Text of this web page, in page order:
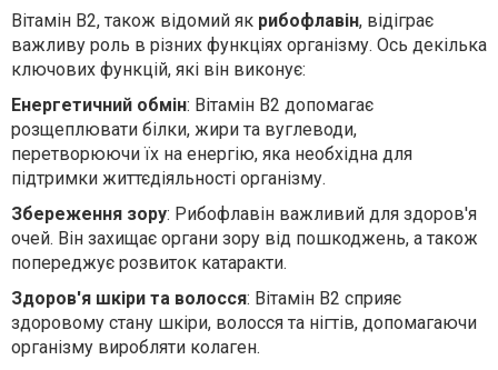
Вітамін В2, також відомий як рибофлавін, відіграє
важливу роль в різних функціях організму. Ось декілька
ключових функцій, які він виконує:
Енергетичний обмін: Вітамін В2 допомагає
розщеплювати білки, жири та вуглеводи,
перетворюючи їх на енергію, яка необхідна для
підтримки життєдіяльності організму.
Збереження зору: Рибофлавін важливий для здоров'я
очей. Він захищає органи зору від пошкоджень, а також
попереджує розвиток катаракти.
Здоров'я шкіри та волосся: Вітамін В2 сприяє
здоровому стану шкіри, волосся та нігтів, допомагаючи
організму виробляти колаген.